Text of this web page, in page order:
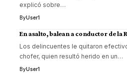
explicó sobre…
ByUser1
En asalto, balean a conductor de la
Los delincuentes le quitaron
chofer, quien resultó herido en un…
ByUser1